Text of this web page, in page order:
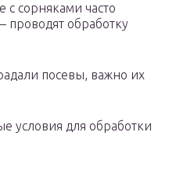
сорняками часто
обработку
посевы, важно их
условия для обработки